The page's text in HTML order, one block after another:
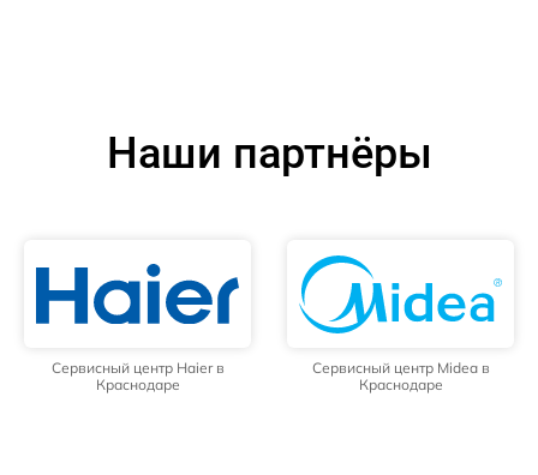
Наши партнёры
Сервисный центр Haier в
Краснодаре
Сервисный центр Midea в
Краснодаре